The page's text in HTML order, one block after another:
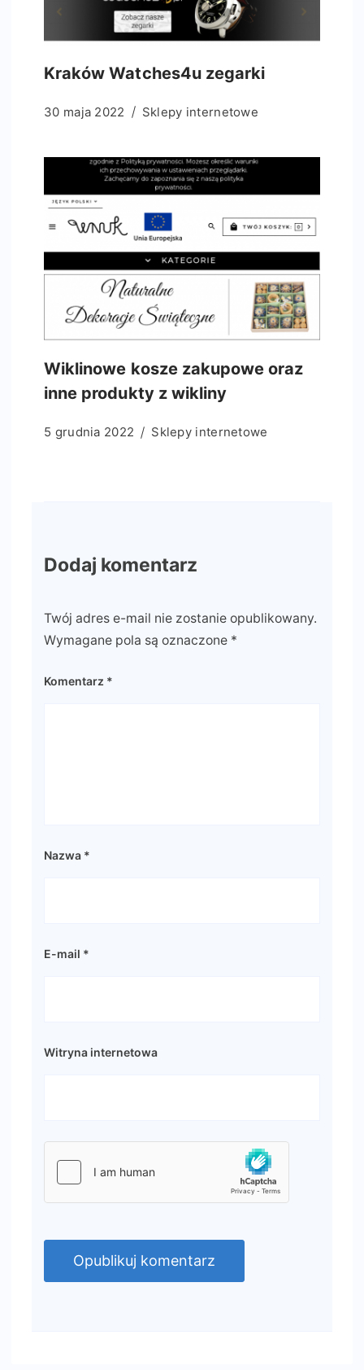
Kraków Watches4u zegarki
30 maja 2022 Sklepy internetowe
Wiklinowe kosze zakupowe oraz
inne produkty z wikliny
5 grudnia 2022 Sklepy internetowe
Dodaj komentarz
Twój adres e-mail nie zostanie opublikowany.
Wymagane pola są oznaczone *
Komentarz *
Nazwa *
E-mail *
Witryna internetowa